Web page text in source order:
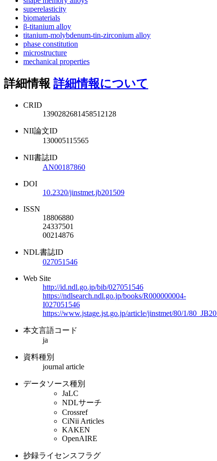
superelasticity
biomaterials
β-titanium alloy
titanium-molybdenum-tin-zirconium alloy
phase constitution
microstructure
mechanical properties
詳細情報 詳細情報について
CRID
1390282681458512128
NII論文ID
130005115565
NII書誌ID
AN00187860
DOI
10.2320/jinstmet.jb201509
ISSN
18806880
24337501
00214876
NDL書誌ID
027051546
Web Site
http://id.ndl.go.jp/bib/027051546
https://ndlsearch.ndl.go.jp/books/R000000004-
I027051546
https://www.jstage.jst.go.jp/article/jinstmet/80/1/
本文言語コード
ja
資料種別
journal article
データソース種別
JaLC
NDLサーチ
Crossref
CiNii Articles
KAKEN
OpenAIRE
抄録ライセンスフラグ